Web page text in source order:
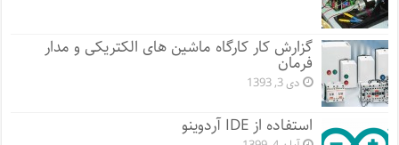
گزارش کار کارگاه ماشین های الکتریکی و مدار
فرمان
دی 3, 1393
استفاده از IDE آردوینو